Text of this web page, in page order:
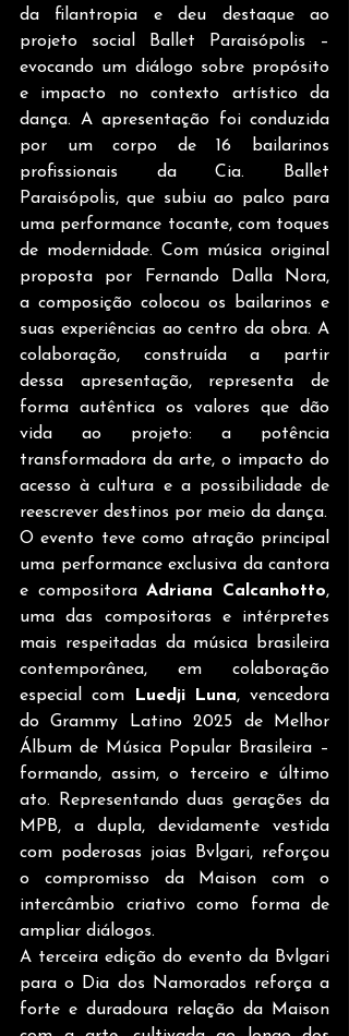
da filantropia e deu destaque ao
projeto social Ballet Paraisópolis –
evocando um diálogo sobre propósito
e impacto no contexto artístico da
dança. A apresentação foi conduzida
por um corpo de 16 bailarinos
profissionais da Cia. Ballet
Paraisópolis, que subiu ao palco para
uma performance tocante, com toques
de modernidade. Com música original
proposta por Fernando Dalla Nora,
a composição colocou os bailarinos e
suas experiências ao centro da obra. A
colaboração, construída a partir
dessa apresentação, representa de
forma autêntica os valores que dão
vida ao projeto: a potência
transformadora da arte, o impacto do
acesso à cultura e a possibilidade de
reescrever destinos por meio da dança.
O evento teve como atração principal
uma performance exclusiva da cantora
e compositora Adriana Calcanhotto,
uma das compositoras e intérpretes
mais respeitadas da música brasileira
contemporânea, em colaboração
especial com
Luedji Luna, vencedora
do Grammy Latino 2025 de Melhor
Álbum de Música Popular Brasileira –
formando, assim, o terceiro e último
ato. Representando duas gerações da
MPB, a dupla, devidamente vestida
com poderosas joias Bvlgari, reforçou
o compromisso da Maison com o
intercâmbio criativo como forma de
ampliar diálogos.
A terceira edição do evento da Bvlgari
para o Dia dos Namorados reforça a
forte e duradoura relação da Maison